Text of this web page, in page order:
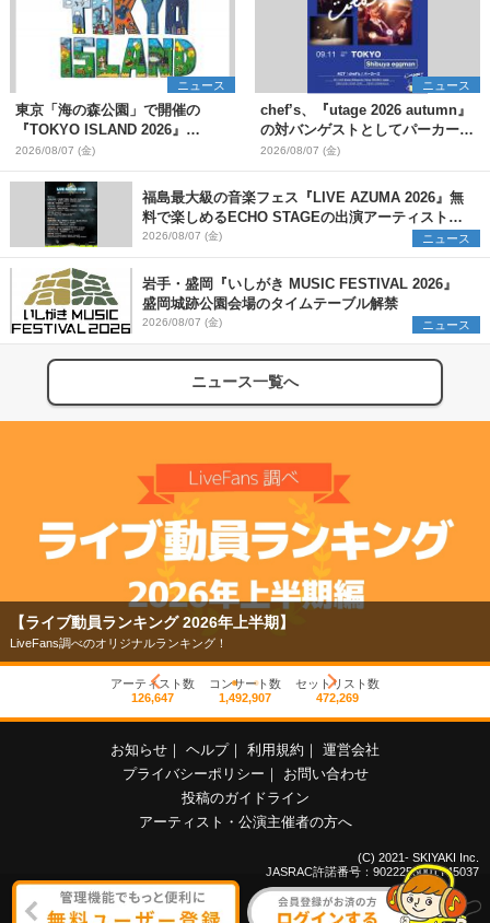
ニュース
東京「海の森公園」で開催の
『TOKYO ISLAND 2026』
BIGMAMA、flumpoolら第3弾出
演者7組を発表 ワークショッ
プ・アート出展者を募集
2026/08/07 (金)
ニュース
chef’s、『utage 2026 autumn』
の対バンゲストとしてパーカーズ
を発表
2026/08/07 (金)
福島最大級の音楽フェス『LIVE AZUMA 2026』無
料で楽しめるECHO STAGEの出演アーティストを
発表
2026/08/07 (金) ニュース
岩手・盛岡『いしがき MUSIC FESTIVAL 2026』
盛岡城跡公園会場のタイムテーブル解禁
2026/08/07 (金) ニュース
ニュース一覧へ
【ライブ動員ランキング 2026年上半期】
LiveFans調べのオリジナルランキング！
アーティスト数
126,647
コンサート数
1,492,907
セットリスト数
472,269
お知らせ ｜ ヘルプ｜ 利用規約 ｜ 運営会社
プライバシーポリシー ｜
お問い合わせ
投稿のガイドライン
アーティスト・公演主催者の方へ
(C) 2021- SKIYAKI Inc.
JASRAC許諾番号：9022255001Y45037